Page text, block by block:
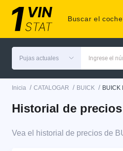
Buscar el coche
Pujas actuales Ingrese el
Inicia / CATALOGAR / BUICK / BUICK
Historial de precios
Vea el historial de precios de